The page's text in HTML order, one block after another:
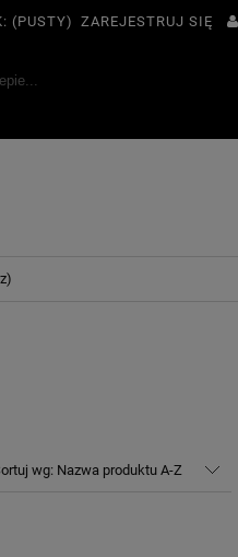
ZAREJESTRUJ SIĘ
(PUSTY)
wg: Nazwa produktu A-Z